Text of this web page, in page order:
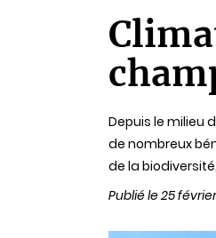
Depuis le milieu
de nombreux
de la
Publié le 25